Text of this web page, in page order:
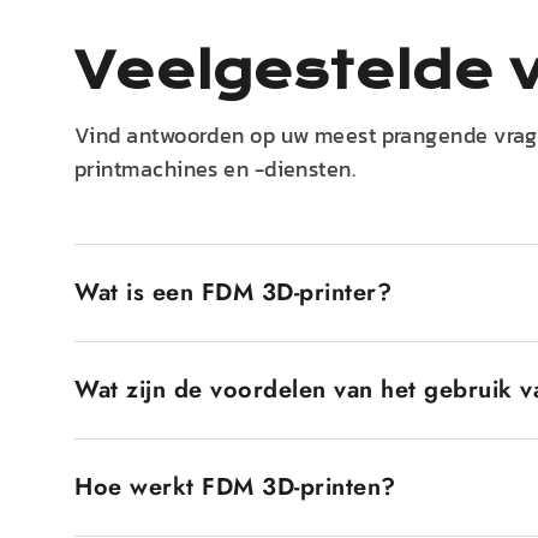
Veelgestelde
Vind antwoorden op uw meest prangende
printmachines en -diensten.
Wat is een FDM 3D-printer?
te zetten. Het plastic filament wordt verwarmd
professionele gebruikers.
Wat zijn de voordelen van het gebruik
maakt ze toegankelijk voor een brede markt,
Hoe werkt FDM 3D-printen?